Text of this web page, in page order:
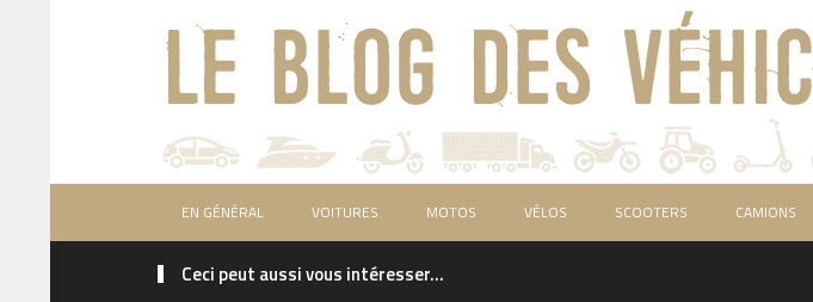
EN GÉNÉRAL VOITURES MOTOS VÉLOS SCOOTERS CAMIONS
Ceci peut aussi vous intéresser...